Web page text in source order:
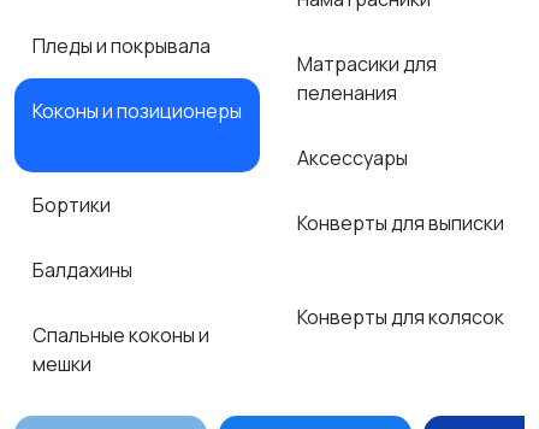
Пледы и покрывала
Коконы и позиционеры
Бортики
Балдахины
Спальные коконы и
мешки
Матрасики для
пеленания
Аксессуары
Конверты для выписки
Конверты для колясок